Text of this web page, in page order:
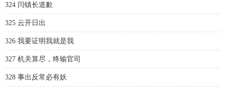
324 闫镇长道歉
325 云开日出
326 我要证明我就是我
327 机关算尽，终输官司
328 事出反常必有妖